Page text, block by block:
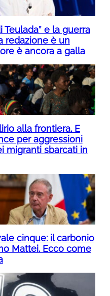
Teulada” e la guerra
redazione è un
è ancora a galla
alla frontiera. E
per aggressioni
migranti sbarcati in
cinque: il carbonio
Mattei. Ecco come